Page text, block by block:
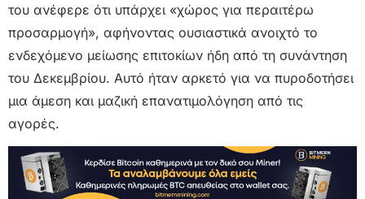
του ανέφερε ότι υπάρχει «χώρος για περαιτέρω
προσαρμογή», αφήνοντας ουσιαστικά ανοιχτό το
ενδεχόμενο μείωσης επιτοκίων ήδη από τη συνάντηση
του Δεκεμβρίου. Αυτό ήταν αρκετό για να πυροδοτήσει
μια άμεση και μαζική επανατιμολόγηση από τις
αγορές.